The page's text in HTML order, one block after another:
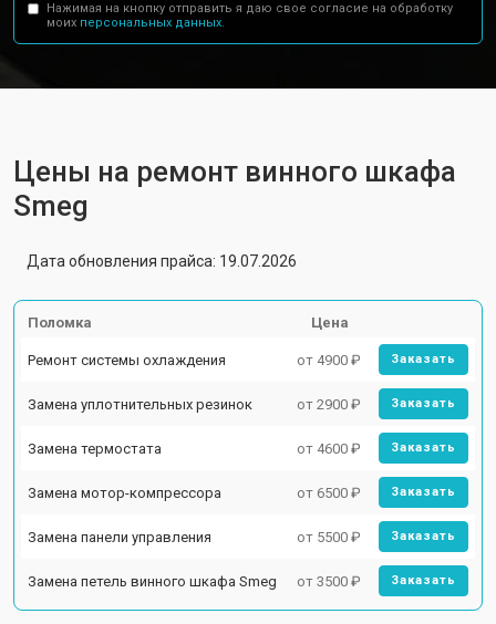
Нажимая на кнопку отправить я даю свое согласие на обработку
моих персональных данных.
Цены на ремонт винного шкафа
Smeg
Дата обновления прайса: 19.07.2026
Поломка Цена
Ремонт системы охлаждения от 4900 ₽ Заказать
Замена уплотнительных резинок от 2900 ₽ Заказать
Замена термостата от 4600 ₽ Заказать
Замена мотор-компрессора от 6500 ₽ Заказать
Замена панели управления от 5500 ₽ Заказать
Замена петель винного шкафа Smeg от 3500 ₽ Заказать